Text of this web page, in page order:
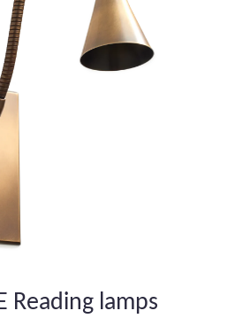
Reading lamps